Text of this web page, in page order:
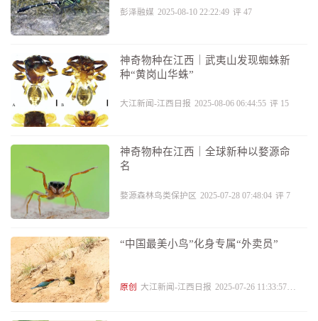
彭泽融媒 2025-08-10 22:22:49 评47
神奇物种在江西｜武夷山发现蜘蛛新
种“黄岗山华蛛”
大江新闻-江西日报 2025-08-06 06:44:55 评 15
神奇物种在江西｜全球新种以婺源命
名
婺源森林鸟类保护区 2025-07-28 07:48:04 评 7
“中国最美小鸟”化身专属“外卖员”
原创 大江新闻-江西日报 2025-07-26 11:33:57 评